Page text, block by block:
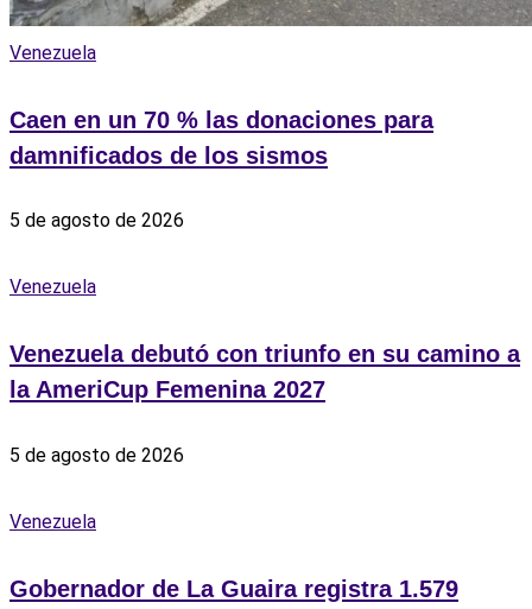
Venezuela
Caen en un 70 % las donaciones para
damnificados de los sismos
5 de agosto de 2026
Venezuela
Venezuela debutó con triunfo en su camino a
la AmeriCup Femenina 2027
5 de agosto de 2026
Venezuela
Gobernador de La Guaira registra 1.579